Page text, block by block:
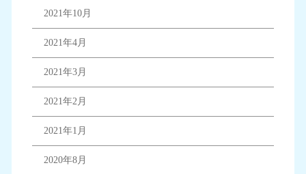
2021年10月
2021年4月
2021年3月
2021年2月
2021年1月
2020年8月